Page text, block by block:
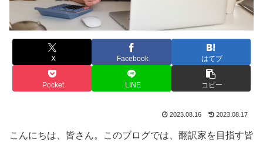
X Facebook はてブ
Pocket LINE コピー
2023.08.16 2023.08.17
こんにちは、皆さん。このブログでは、翻訳家を目指す皆